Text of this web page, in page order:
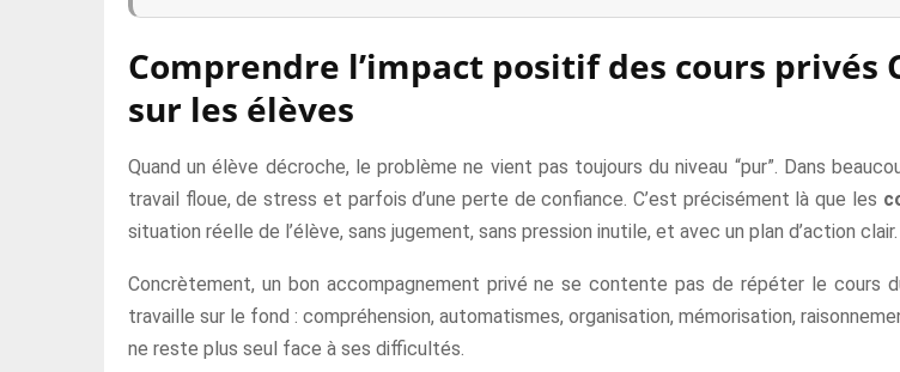
Comprendre l’impact positif des cours privés
sur les élèves
Quand un élève décroche, le problème ne vient pas toujours du niveau “pur”. Dans
travail floue, de stress et parfois d’une perte de confiance. C’est précisément là que les
situation réelle de l’élève, sans jugement, sans pression inutile, et avec un plan d’action clair.
Concrètement, un bon accompagnement privé ne se contente pas de répéter le cours
travaille sur le fond : compréhension, automatismes, organisation, mémorisation,
ne reste plus seul face à ses difficultés.